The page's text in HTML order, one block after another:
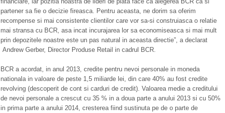
partener sa fie o decizie fireasca. Pentru aceasta, ne dorim sa oferim
recompense si mai consistente clientilor care vor sa-si construiasca o relatie
mai stransa cu BCR, asa incat incurajarea lor sa economiseasca si mai mult
prin depozitele noastre este un pas natural in aceasta directie”, a declarat
Andrew Gerber, Director Produse Retail in cadrul BCR.
BCR a acordat, in anul 2013, credite pentru nevoi personale in moneda
nationala in valoare de peste 1,5 miliarde lei, din care 40% au fost credite
revolving (descoperit de cont si carduri de credit). Valoarea medie a creditului
de nevoi personale a crescut cu 35 % in a doua parte a anului 2013 si cu 50%
in prima parte a anului 2014, cresterea fiind sustinuta pe de o parte de